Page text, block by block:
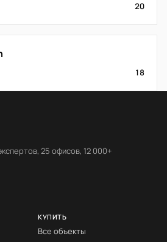
20
18
25 офисов, 12 000+
КУПИТЬ
Все объекты